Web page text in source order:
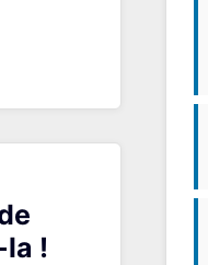
la !